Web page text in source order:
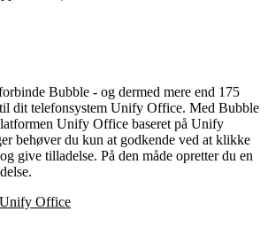
Bubble - og dermed mere end 175
dit telefonsystem Unify Office. Med Bubble
Unify Office baseret på Unify
behøver du kun at godkende ved at klikke
give tilladelse. På den måde opretter du en
Office